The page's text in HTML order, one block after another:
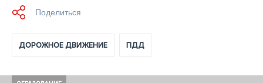
ДОРОЖНОЕ ДВИЖЕНИЕ ПДД